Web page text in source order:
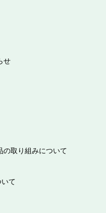
せ
の取り組みについて
て